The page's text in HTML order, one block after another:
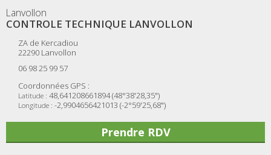
Lanvollon
CONTROLE TECHNIQUE LANVOLLON
ZA de Kercadiou
22290 Lanvollon
06 98 25 99 57
Coordonnées GPS :
Latitude : 48,641208661894 (48°38'28,35")
Longitude : -2,9904656421013 (-2°59'25,68")
Prendre RDV